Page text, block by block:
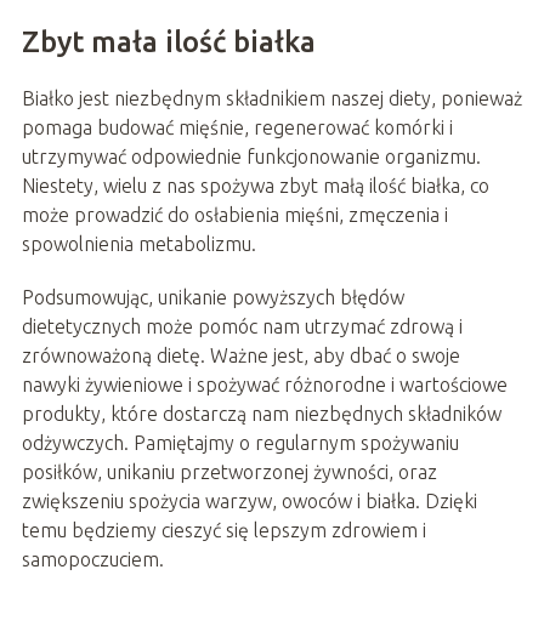
Zbyt mała ilość białka
Białko jest niezbędnym składnikiem naszej diety, ponieważ
pomaga budować mięśnie, regenerować komórki i
utrzymywać odpowiednie funkcjonowanie organizmu.
Niestety, wielu z nas spożywa zbyt małą ilość białka, co
może prowadzić do osłabienia mięśni, zmęczenia i
spowolnienia metabolizmu.
Podsumowując, unikanie powyższych błędów
dietetycznych może pomóc nam utrzymać zdrową i
zrównoważoną dietę. Ważne jest, aby dbać o swoje
nawyki żywieniowe i spożywać różnorodne i wartościowe
produkty, które dostarczą nam niezbędnych składników
odżywczych. Pamiętajmy o regularnym spożywaniu
posiłków, unikaniu przetworzonej żywności, oraz
zwiększeniu spożycia warzyw, owoców i białka. Dzięki
temu będziemy cieszyć się lepszym zdrowiem i
samopoczuciem.